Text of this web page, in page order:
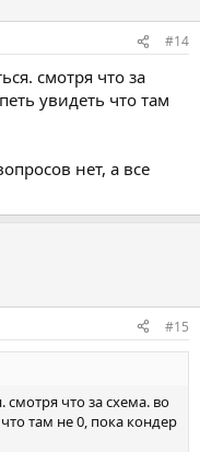
#14
смотря что за
увидеть что там
нет, а все
#15
смотря что за схема. во
там не 0, пока кондер